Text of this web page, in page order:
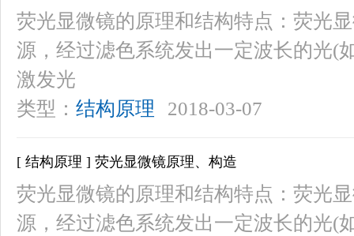
荧光显微镜的原理和结构特点：荧光
源，经过滤色系统发出一定波长的光(
激发光
类型： 结构原理 2018-03-07
[ 结构原理 ] 荧光显微镜原理、构造
荧光显微镜的原理和结构特点：荧光
源，经过滤色系统发出一定波长的光(